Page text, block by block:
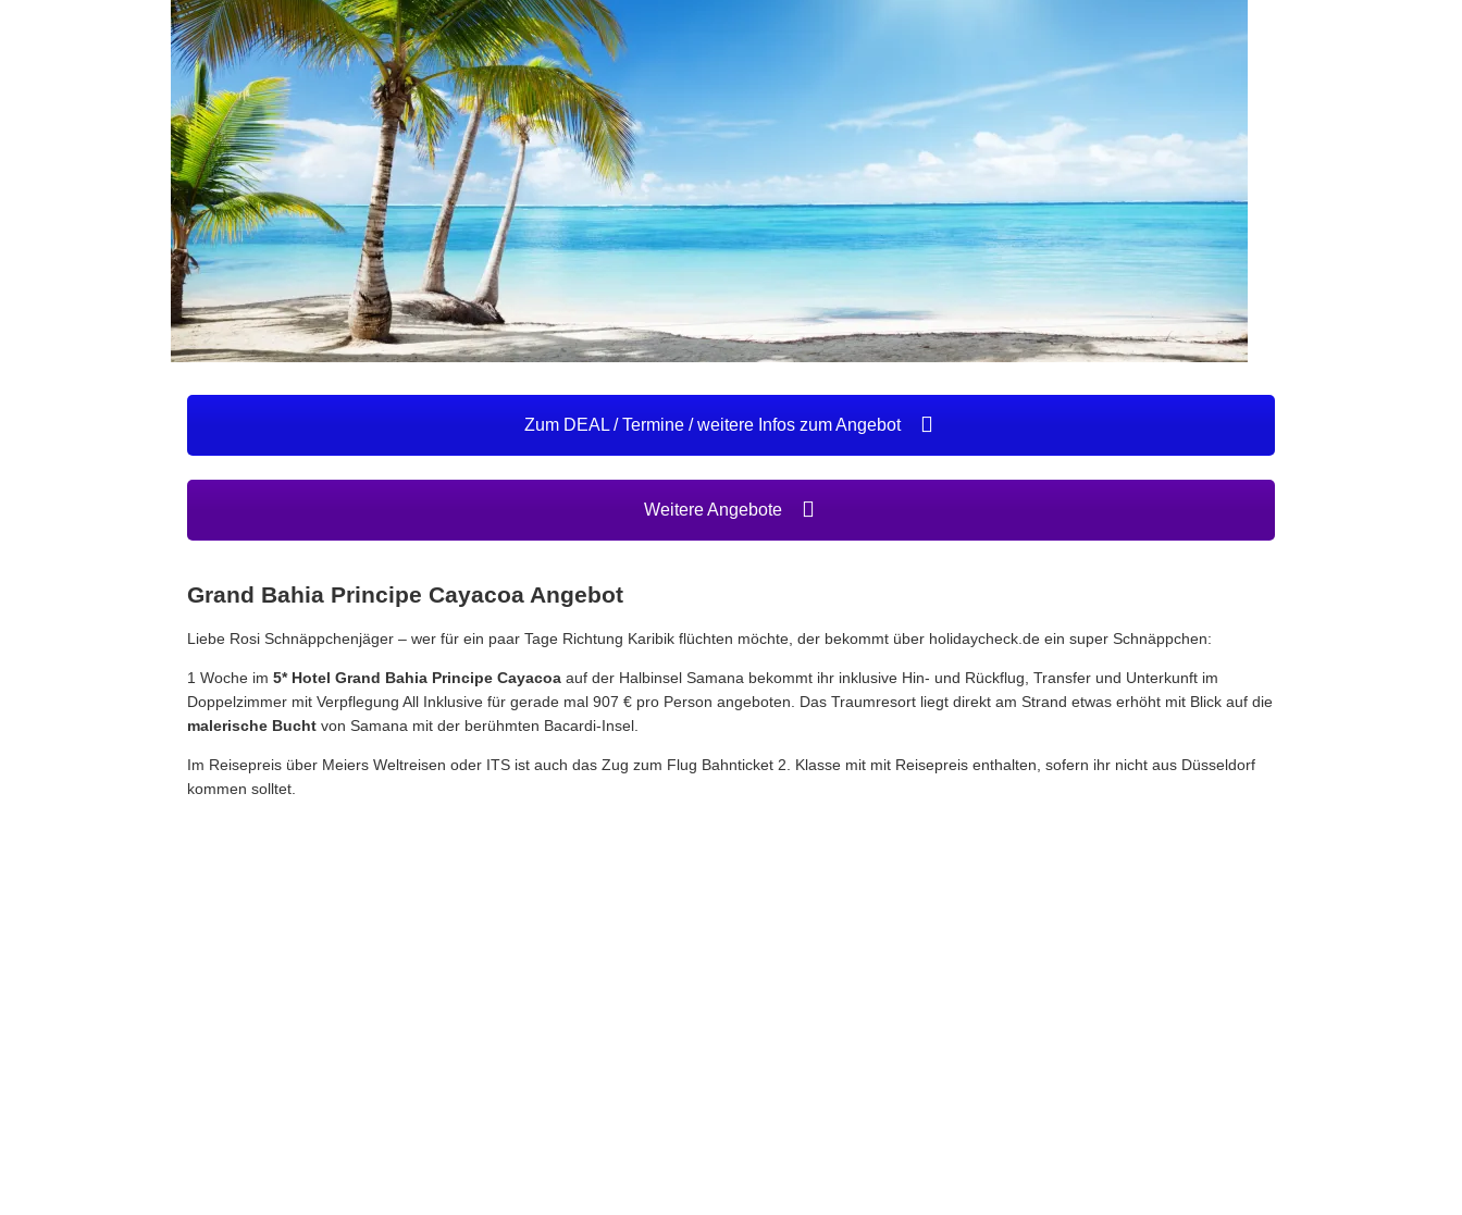
Zum DEAL / Termine / weitere Infos zum Angebot
Weitere Angebote
Grand Bahia Principe Cayacoa Angebot
Liebe Rosi Schnäppchenjäger – wer für ein paar Tage Richtung Karibik flüchten möchte, der bekommt über holidaycheck.de ein super Schnäppchen:
1 Woche im 5* Hotel Grand Bahia Principe Cayacoa auf der Halbinsel Samana bekommt ihr inklusive Hin- und Rückflug, Transfer und Unterkunft im
Doppelzimmer mit Verpflegung All Inklusive für gerade mal 907 € pro Person angeboten. Das Traumresort liegt direkt am Strand etwas erhöht mit Blick auf die
malerische Bucht von Samana mit der berühmten Bacardi-Insel.
Im Reisepreis über Meiers Weltreisen oder ITS ist auch das Zug zum Flug Bahnticket 2. Klasse mit mit Reisepreis enthalten, sofern ihr nicht aus Düsseldorf
kommen solltet.